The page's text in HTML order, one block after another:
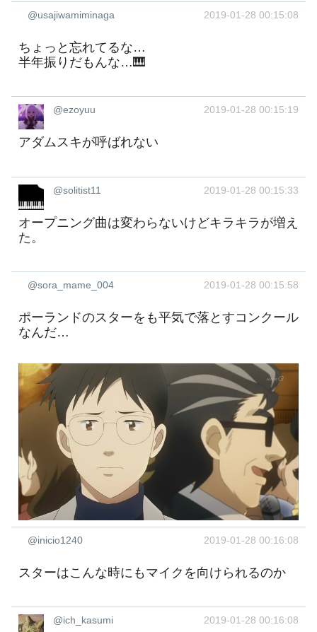
@usajiwamiminaga 2019-01-28 00:15:08
ちょっと忘れてるな…
半年振りだもんな…🎹
@ezoyuu 2019-01-28 00:15:19
アダムスキが呼ばれない
@solitist11 2019-01-28 00:15:33
オープニング曲は変わらないけどキラキラが増え
た。
@sora_mame_004 2019-01-28 00:15:58
ポーランドのスターをも平気で落とすコンクール
なんだ…
@inicio1240 2019-01-28 00:16:08
スターはこんな時にもマイクを向けられるのか
@ich_kasumi 2019-01-28 00:16:08